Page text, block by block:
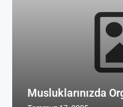
Musluklarınızda